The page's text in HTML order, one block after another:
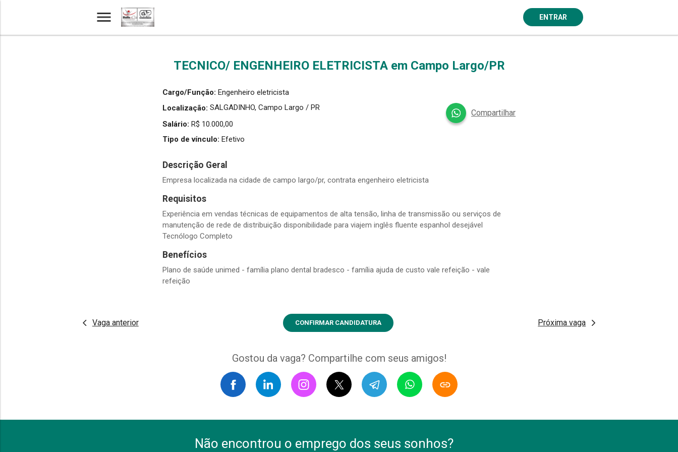
menu ENTRAR
Vaga de Engenheiro Eletricista em Campo Largo
TECNICO/ ENGENHEIRO ELETRICISTA em Campo Largo/PR
Cargo/Função: Engenheiro eletricista
Localização: SALGADINHO, Campo Largo / PR
Salário: R$ 10.000,00
Tipo de vínculo: Efetivo
Compartilhar
Descrição Geral
Empresa localizada na cidade de campo largo/pr, contrata engenheiro eletricista
Requisitos
Experiência em vendas técnicas de equipamentos de alta tensão, linha de transmissão ou serviços de
manutenção de rede de distribuição disponibilidade para viajem inglês fluente espanhol desejável
Tecnólogo Completo
Benefícios
Plano de saúde unimed - família plano dental bradesco - família ajuda de custo vale refeição - vale
refeição
Vaga anterior CONFIRMAR CANDIDATURA Próxima vaga
Gostou da vaga? Compartilhe com seus amigos!
Não encontrou o emprego dos seus sonhos?